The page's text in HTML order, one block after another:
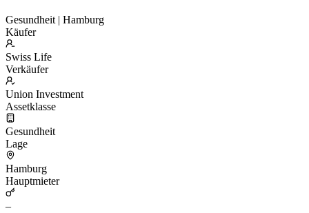
Gesundheit | Hamburg
Käufer
Swiss Life
Verkäufer
Union Investment
Assetklasse
Gesundheit
Lage
Hamburg
Hauptmieter
–